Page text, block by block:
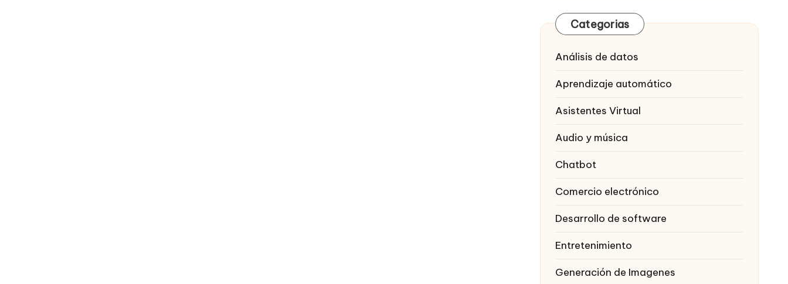
Categorias
Análisis de datos
Aprendizaje automático
Asistentes Virtual
Audio y música
Chatbot
Comercio electrónico
Desarrollo de software
Entretenimiento
Generación de Imagenes